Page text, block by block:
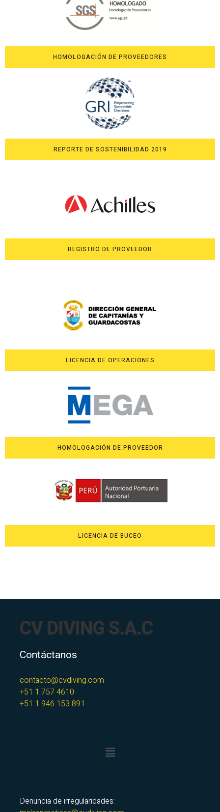
HOMOLOGACIÓN DE PROVEEDORES
REPORTE DE SOSTENIBILIDAD 2019
REGISTRO DE PROVEEDOR
LICENCIA DE OPERACIONES
HOMOLOGACIÓN DE PROVEEDOR
LICENCIA DE BUCEO
CV DIVING S.A.C
Contáctanos
contacto@cvdiving.com
+51 1 757 4610
+51 1 946 153 891
Denuncia de irregularidades: